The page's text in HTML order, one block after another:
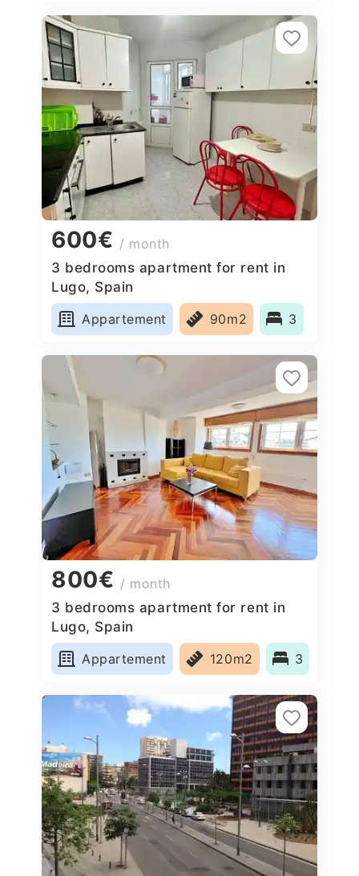
600€ / month
3 bedrooms apartment for rent in
Lugo, Spain
Appartement
90m2 3
800€ / month
3 bedrooms apartment for rent in
Lugo, Spain
Appartement
120m2 3